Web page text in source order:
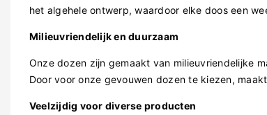
het algehele ontwerp, waardoor elke doos een
Milieuvriendelijk en duurzaam
Onze dozen zijn gemaakt van milieuvriendelijke
Door voor onze gevouwen dozen te kiezen,
Veelzijdig voor diverse producten